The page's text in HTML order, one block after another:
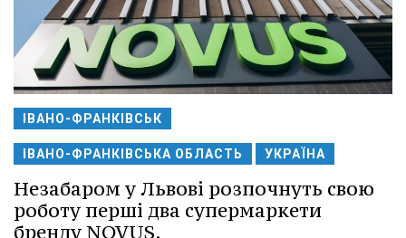
ІВАНО-ФРАНКІВСЬК
ІВАНО-ФРАНКІВСЬКА ОБЛАСТЬ УКРАЇНА
Незабаром у Львові розпочнуть свою
роботу перші два супермаркети
бренду NOVUS.